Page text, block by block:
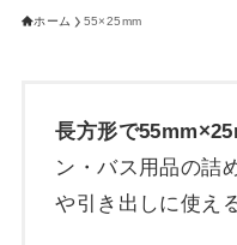
ホーム 55×25mm
長方形で
ン・バス用品の詰
や引き出しに使え